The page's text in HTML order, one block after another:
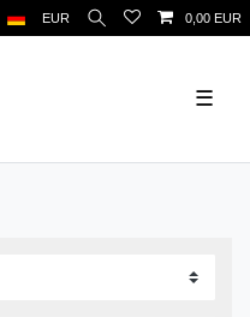
EUR 0,00 EUR
☰